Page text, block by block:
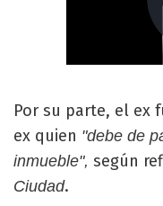
Por su parte, el ex
ex quien "debe de
inmueble", según
Ciudad.